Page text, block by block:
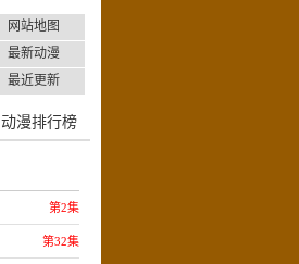
网站地图
最新动漫
最近更新
动漫排行榜
第2集
第32集